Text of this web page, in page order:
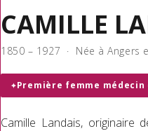
CAMILLE
1850 – 1927 · Née à Angers
Première femme
Camille Landais, originaire